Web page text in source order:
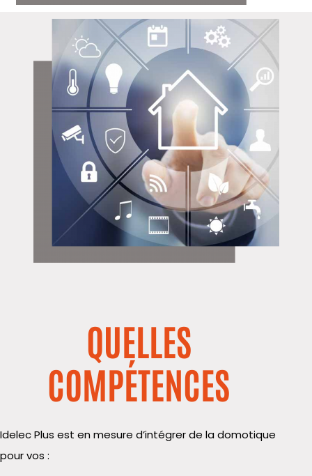
QUELLES
COMPÉTENCES
IdelecPlus est en mesure d’intégrer de la domotique
pour vos :